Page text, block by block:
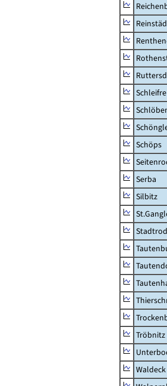
Schöps
Serba
Silbitz
Tröbnitz
Waldeck